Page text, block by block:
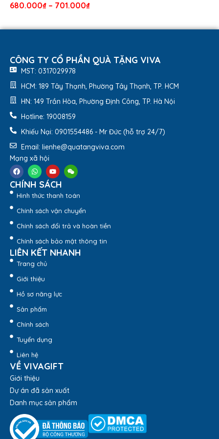
Giới Thiệu Bình Giữ Nhiệt Smart Cook 500ml Inox 304
SM-8024
Dịch Vụ Khắc Logo Lên Bình Giữ Nhiệt Theo Yêu Cầu
Vui lòng liên hệ hotline:
nhất nhé!
680.000₫ – 701.000₫
CÔNG TY CỔ PHẦN QUÀ TẶNG VIVA
MST: 0317029978
HCM: 189 Tây Thạnh, Phường Tây Thạnh, TP. HCM
HN: 149 Trần Hòa, Phường Định Công, TP. Hà Nội
Hotline: 19008159
Khiếu Nại: 0901554486 - Mr Đức (hỗ trợ 24/7)
Email: lienhe@quatangviva.com
Mạng xã hội
CHÍNH SÁCH
Hình thức thanh toán
Chính sách vận chuyển
Chính sách đổi trả và hoàn tiền
Chính sách bảo mật thông tin
LIÊN KẾT NHANH
Trang chủ
Giới thiệu
Hồ sơ năng lực
Sản phẩm
Chính sách
Tuyển dụng
Liên hệ
VỀ VIVAGIFT
Giới thiệu
Dự án đã sản xuất
Danh mục sản phẩm